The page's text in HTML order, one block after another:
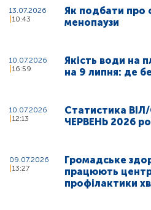
13.07.2026
10:43
Як подбати про
менопаузи
10.07.2026
16:59
Якість води на
на 9 липня: де
10.07.2026
12:13
Статистика ВІЛ/
ЧЕРВЕНЬ 2026
09.07.2026
13:27
Громадське
працюють
профілактики